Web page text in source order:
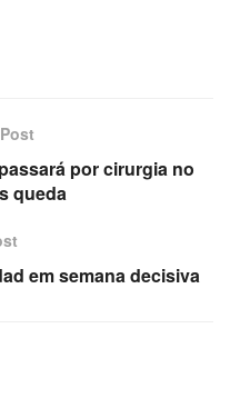
por cirurgia no
queda
em semana decisiva